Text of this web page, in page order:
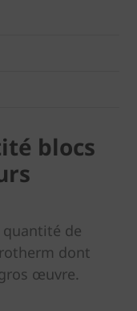
blocs
de
dont
œuvre.